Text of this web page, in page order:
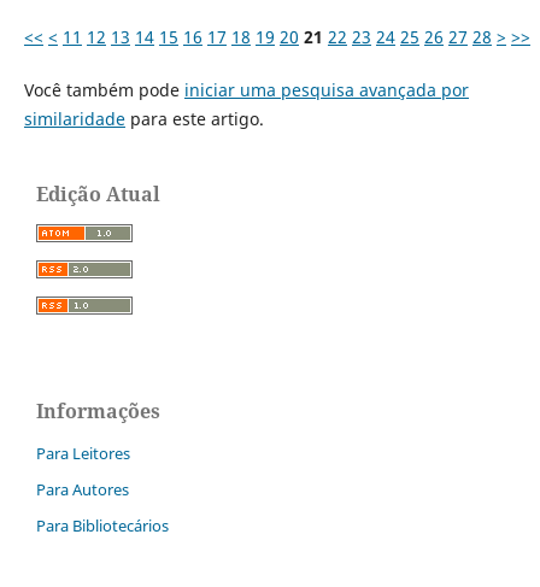
<< < 11 12 13 14 15 16 17 18 19 20 21 22 23 24 25 26 27 28 > >>
Você também pode iniciar uma pesquisa avançada por
similaridadepara este artigo.
Edição Atual
Informações
Para Leitores
Para Autores
Para Bibliotecários